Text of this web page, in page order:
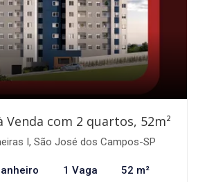
com 2 quartos, 52m²
I, São José dos Campos-SP
1 Vaga 52 m²